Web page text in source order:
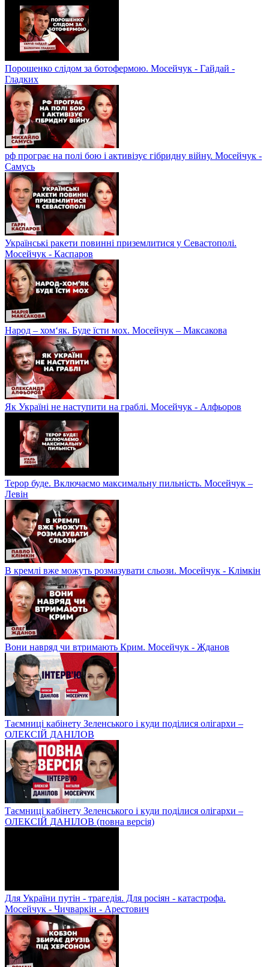
Порошенко слідом за ботофермою. Мосейчук - Гайдай -
Гладких
рф програє на полі бою і активізує гібридну війну. Мосейчук -
Самусь
Українські ракети повинні приземлитися у Севастополі.
Мосейчук - Каспаров
Народ – хом‘як. Буде їсти мох. Мосейчук – Максакова
Як Україні не наступити на граблі. Мосейчук - Алфьоров
Терор буде. Включаємо максимальну пильність. Мосейчук –
Левін
В кремлі вже можуть розмазувати сльози. Мосейчук - Клімкін
Вони навряд чи втримають Крим. Мосейчук - Жданов
Таємниці кабінету Зеленського і куди поділися олігархи –
ОЛЕКСІЙ ДАНІЛОВ
Таємниці кабінету Зеленського і куди поділися олігархи –
ОЛЕКСІЙ ДАНІЛОВ (повна версія)
Для України путін - трагедія. Для росіян - катастрофа.
Мосейчук - Чичваркін - Арестович